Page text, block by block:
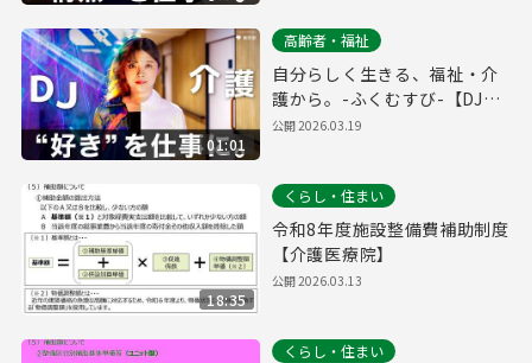
01:01
高齢者・福祉
自分らしく生きる、福祉・介
護から。-ふくむすび-【DJ編
_フルver.】
公開2026.03.19
18:35
くらし・住まい
令和8年度施設整備費補助制度
【介護医療院】
公開2026.03.13
くらし・住まい